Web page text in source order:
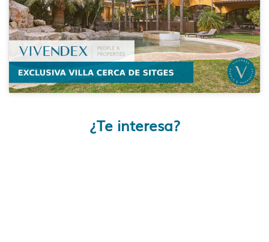
¿Te interesa?